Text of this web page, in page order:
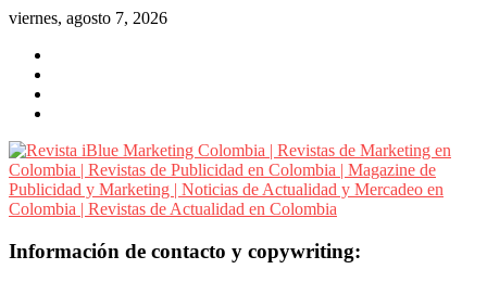
Saltar
contenido
viernes, agosto 7, 2026
Revista
Información de contacto y copywriting: